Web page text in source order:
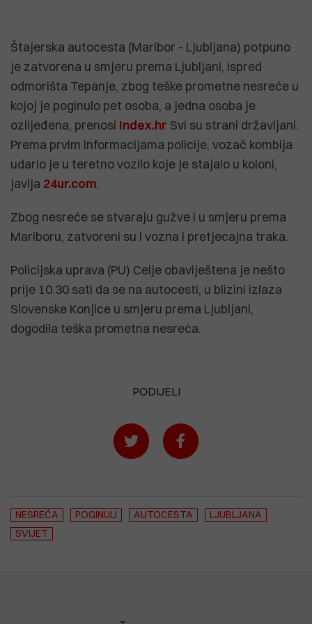
Štajerska autocesta (Maribor - Ljubljana) potpuno
je zatvorena u smjeru prema Ljubljani, ispred
odmorišta Tepanje, zbog teške prometne nesreće u
kojoj je poginulo pet osoba, a jedna osoba je
ozlijeđena, prenosi Index.hr Svi su strani državljani.
Prema prvim informacijama policije, vozač kombija
udario je u teretno vozilo koje je stajalo u koloni,
javlja 24ur.com.
Zbog nesreće se stvaraju gužve i u smjeru prema
Mariboru, zatvoreni su i vozna i pretjecajna traka.
Policijska uprava (PU) Celje obaviještena je nešto
prije 10.30 sati da se na autocesti, u blizini izlaza
Slovenske Konjice u smjeru prema Ljubljani,
dogodila teška prometna nesreća.
PODIJELI
NESREĆA POGINULI AUTOCESTA
LJUBLJANA
SVIJET